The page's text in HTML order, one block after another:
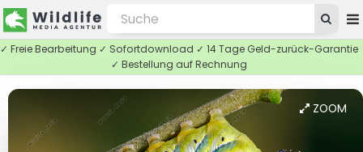
✓ Freie Bearbeitung ✓ Sofortdownload ✓ 14 Tage Geld-zurück-Garantie
✓ Bestellung auf Rechnung
ZOOM